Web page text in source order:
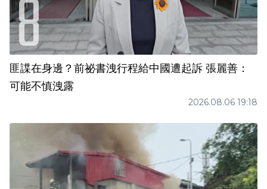
匪諜在身邊？前祕書洩行程給中國遭起訴 張麗善：
可能不慎洩露
2026.08.06 19:18